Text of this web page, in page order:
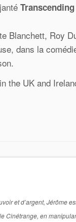
Blanchett, Roy
dans la
the UK and
et d’argent, Jérôme
Cinétrange, en